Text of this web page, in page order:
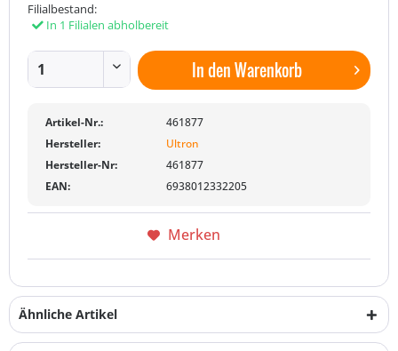
Filialbestand:
In 1 Filialen abholbereit
In denWarenkorb
Artikel-Nr.:
461877
Hersteller:
Ultron
Hersteller-Nr:
461877
EAN:
6938012332205
Merken
Ähnliche Artikel